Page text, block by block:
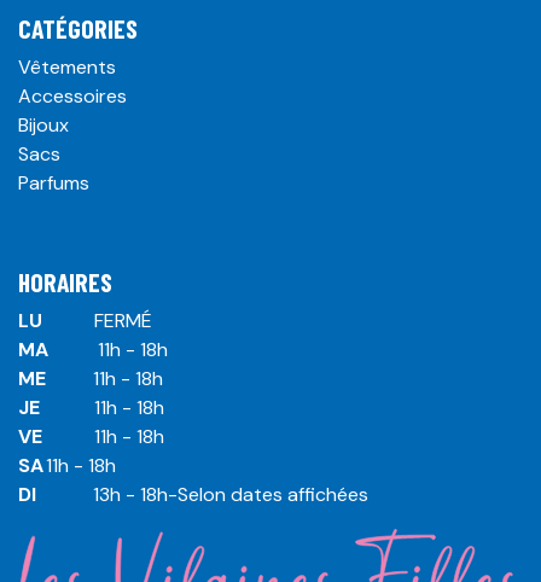
CATÉGORIES
Vêtements
Accessoires
Bijoux
Sacs
Parfums
HORAIRES
LU
​ ​FERMÉ
MA
​11h - 18h
ME
​11h - 18h
JE
​​11h - 18h
VE
​​​11h - 18h
SA​​​11h - 18h
DI
​​​ 13h - 18h-Selon dates affichées